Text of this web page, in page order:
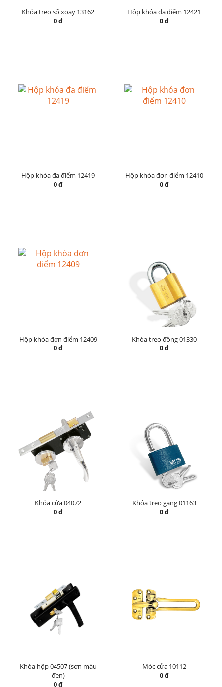
Khóa treo số xoay 13162
0 đ
Hộp khóa đa điểm 12421
0 đ
Hộp khóa đa điểm 12419
0 đ
Hộp khóa đơn điểm 12410
0 đ
Hộp khóa đơn điểm 12409
0 đ
Khóa treo đồng 01330
0 đ
Khóa cửa 04072
0 đ
Khóa treo gang 01163
0 đ
Khóa hộp 04507 (sơn màu
đen)
0 đ
Móc cửa 10112
0 đ